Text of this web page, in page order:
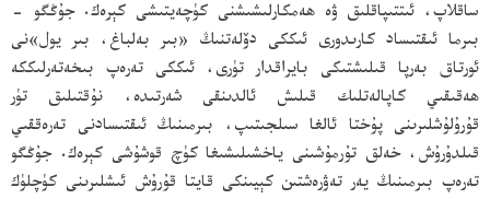
ساقلاپ، ئىتتىپاقلىق ۋە ھەمكارلىشىشنى كۈچەيتىشى كېرەك. جۇڭگو -
بىرما ئىقتىساد كارىدورى ئىككى دۆلەتنىڭ «بىر بەلباغ، بىر يول»نى
ئورتاق بەرپا قىلىشتىكى بايراقدار تۈرى، ئىككى تەرەپ بىخەتەرلىككە
ھەقىقىي كاپالەتلىك قىلىش ئالدىنقى شەرتىدە، نۇقتىلىق تۈر
قۇرۇلۇشلىرىنى پۇختا ئالغا سىلجىتىپ، بىرمىنىڭ ئىقتىسادنى تەرەققىي
قىلدۇرۇش، خەلق تۇرمۇشىنى ياخشىلىشىغا كۈچ قوشۇشى كېرەك. جۇڭگو
تەرەپ بىرمىنىڭ يەر تەۋرەشتىن كېيىنكى قايتا قۇرۇش ئىشلىرىنى كۈچلۈك